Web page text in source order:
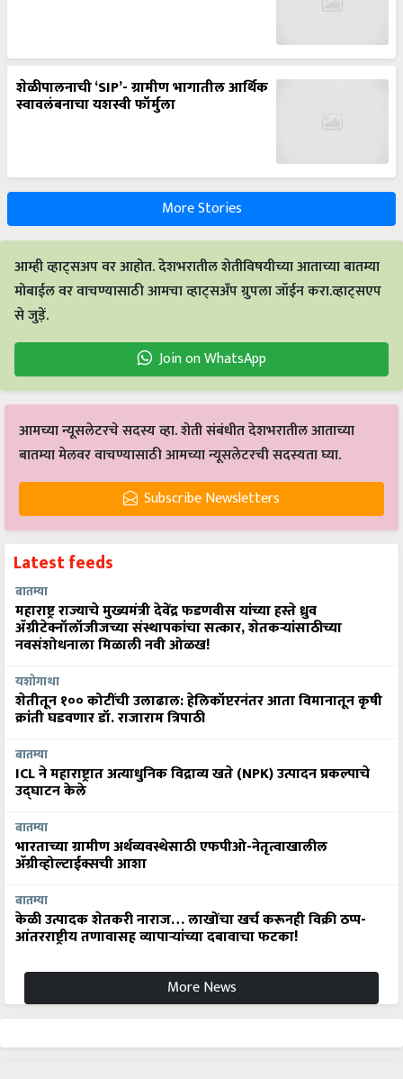
शेळीपालनाची ‘SIP’- ग्रामीण भागातील आर्थिक
स्वावलंबनाचा यशस्वी फॉर्मुला
More Stories
आम्ही व्हाट्सअप वर आहोत. देशभरातील शेतीविषयीच्या आताच्या बातम्या
मोबाईल वर वाचण्यासाठी आमचा व्हाट्सअँप ग्रुपला जॉईन करा.व्हाट्सएप
से जुड़ें.
Join on WhatsApp
आमच्या न्यूसलेटरचे सदस्य व्हा. शेती संबंधीत देशभरातील आताच्या
बातम्या मेलवर वाचण्यासाठी आमच्या न्यूसलेटरची सदस्यता घ्या.
Subscribe Newsletters
Latest feeds
बातम्या
महाराष्ट्र राज्याचे मुख्यमंत्री देवेंद्र फडणवीस यांच्या हस्ते ध्रुव
ॲग्रीटेक्नॉलॉजीजच्या संस्थापकांचा सत्कार, शेतकऱ्यांसाठीच्या
नवसंशोधनाला मिळाली नवी ओळख!
यशोगाथा
शेतीतून १०० कोटींची उलाढाल: हेलिकॉप्टरनंतर आता विमानातून कृषी
क्रांती घडवणार डॉ. राजाराम त्रिपाठी
बातम्या
ICL ने महाराष्ट्रात अत्याधुनिक विद्राव्य खते (NPK) उत्पादन प्रकल्पाचे
उद्घाटन केले
बातम्या
भारताच्या ग्रामीण अर्थव्यवस्थेसाठी एफपीओ-नेतृत्वाखालील
अ‍ॅग्रीव्होल्टाईक्सची आशा
बातम्या
केळी उत्पादक शेतकरी नाराज… लाखोंचा खर्च करूनही विक्री ठप्प-
आंतरराष्ट्रीय तणावासह व्यापाऱ्यांच्या दबावाचा फटका!
More News